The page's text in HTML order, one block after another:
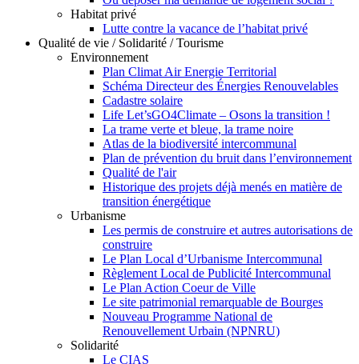
Habitat privé
Lutte contre la vacance de l’habitat privé
Qualité de vie / Solidarité / Tourisme
Environnement
Plan Climat Air Energie Territorial
Schéma Directeur des Énergies Renouvelables
Cadastre solaire
Life Let’sGO4Climate – Osons la transition !
La trame verte et bleue, la trame noire
Atlas de la biodiversité intercommunal
Plan de prévention du bruit dans l’environnement
Qualité de l'air
Historique des projets déjà menés en matière de
transition énergétique
Urbanisme
Les permis de construire et autres autorisations de
construire
Le Plan Local d’Urbanisme Intercommunal
Règlement Local de Publicité Intercommunal
Le Plan Action Coeur de Ville
Le site patrimonial remarquable de Bourges
Nouveau Programme National de
Renouvellement Urbain (NPNRU)
Solidarité
Le CIAS